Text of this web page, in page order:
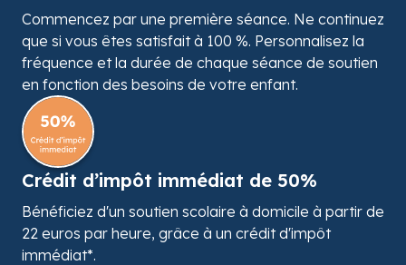
Commencez par une première séance. Ne continuez
que si vous êtes satisfait à 100 %. Personnalisez la
fréquence et la durée de chaque séance de soutien
en fonction des besoins de votre enfant.
Crédit d’impôt immédiat de 50%
Bénéficiez d'un soutien scolaire à domicile à partir de
22 euros par heure, grâce à un crédit d'impôt
immédiat*.